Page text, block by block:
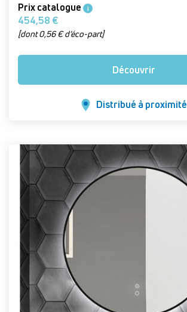
Prix catalogue i
454,58 €
[dont 0,56 € d’éco-part]
Découvrir
Distribué à proximité